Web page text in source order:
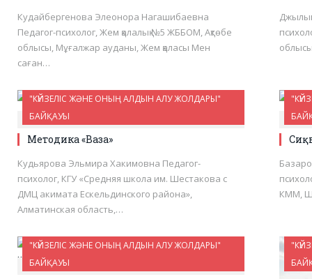
Кудайбергенова Элеонора Нагашибаевна
Педагог-психолог, Жем қалалық №5 ЖББОМ, Ақтөбе
облысы, Мұғалжар ауданы, Жем қаласы Мен
саған…
"КҮЙЗЕЛІС ЖӘНЕ ОНЫҢ АЛДЫН АЛУ ЖОЛДАРЫ"
БАЙҚАУЫ
Методика «Ваза»
Кудьярова Эльмира Хакимовна Педагог-
психолог, КГУ «Средняя школа им. Шестакова с
ДМЦ акимата Ескельдинского района»,
Алматинская область,…
КММ,
"КҮЙЗЕЛІС ЖӘНЕ ОНЫҢ АЛДЫН АЛУ ЖОЛДАРЫ"
БАЙҚАУЫ